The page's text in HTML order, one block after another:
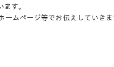
す。
ームページ等でお伝えしていき